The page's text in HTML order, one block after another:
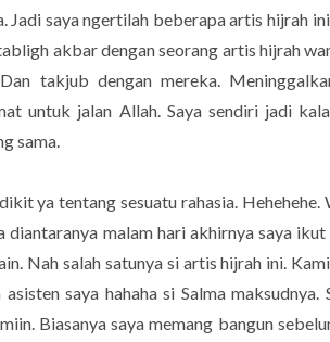
Jadi saya ngertilah beberapa artis hijrah
akbar dengan seorang artis hijrah
takjub dengan mereka.
untuk jalan Allah. Saya sendiri jadi
sama.
ya tentang sesuatu rahasia.
diantaranya malam hari akhirnya saya
Nah salah satunya si artis hijrah ini.
asisten saya hahaha si Salma
Biasanya saya memang bangun